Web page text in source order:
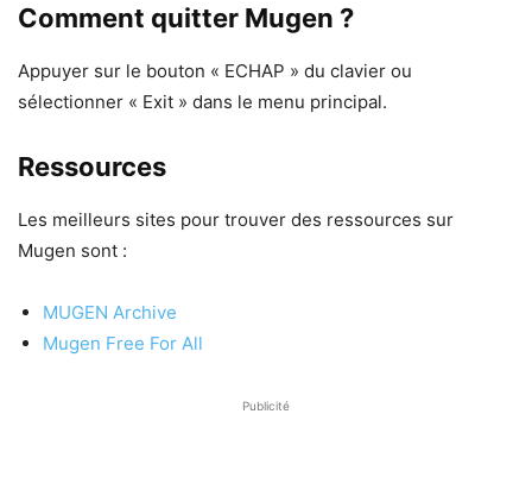
Comment quitter Mugen ?
Appuyer sur le bouton « ECHAP » du clavier ou
sélectionner « Exit » dans le menu principal.
Ressources
Les meilleurs sites pour trouver des ressources sur
Mugen sont :
MUGEN Archive
Mugen Free For All
Publicité